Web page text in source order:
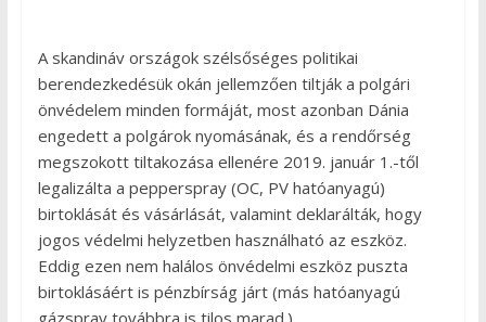
A skandináv országok szélsőséges politikai
berendezkedésük okán jellemzően tiltják a polgári
önvédelem minden formáját, most azonban Dánia
engedett a polgárok nyomásának, és a rendőrség
megszokott tiltakozása ellenére 2019. január 1.-től
legalizálta a pepperspray (OC, PV hatóanyagú)
birtoklását és vásárlását, valamint deklarálták, hogy
jogos védelmi helyzetben használható az eszköz.
Eddig ezen nem halálos önvédelmi eszköz puszta
birtoklásáért is pénzbírság járt (más hatóanyagú